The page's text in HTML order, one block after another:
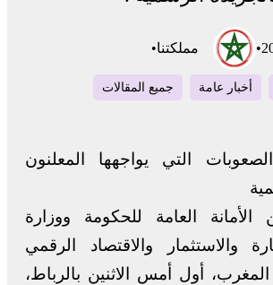
• مملكتنا•
أخبار عامة جميع المقالات
التي يواجهها المعلنون
العامة للحكومة ووزارة
والاستثمار والاقتصاد الرقمي
أول أمس الاثنين بالرباط،